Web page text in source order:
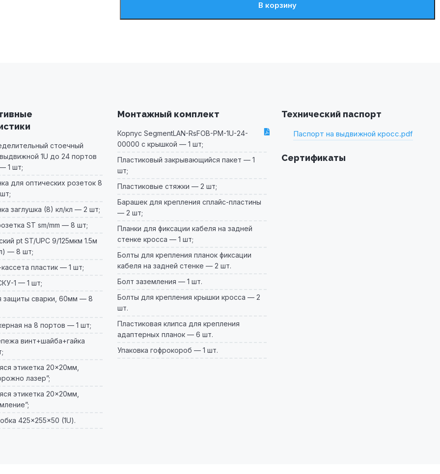
В корзину
стоечный
1U до 24 портов
1 шт;
для оптических розеток 8
заглушка (8) кл/кл — 2 шт;
ST sm/mm — 8 шт;
pt ST/UPC 9/125мкм 1.5м
— 8 шт;
пластик — 1 шт;
1 — 1 шт;
защиты сварки, 60мм — 8
на 8 портов — 1 шт;
винт+шайба+гайка
этикетка 20×20мм,
лазер”;
этикетка 20×20мм,
425×255×50 (1U).
Монтажный комплект
Корпус SegmentLAN-RsFOB-PM-1U-24-
00000 с крышкой — 1 шт;
Пластиковый закрывающийся пакет — 1
шт;
Пластиковые стяжки — 2 шт;
Барашек для крепления сплайс-пластины
— 2 шт;
Планки для фиксации кабеля на задней
стенке кросса — 1 шт;
Болты для крепления планок фиксации
кабеля на задней стенке — 2 шт.
Болт заземления — 1 шт.
Болты для крепления крышки кросса — 2
шт.
Пластиковая клипса для крепления
адаптерных планок — 6 шт.
Упаковка гофрокороб — 1 шт.
Технический паспорт
Паспорт на выдвижной кросс.pdf
Сертификаты